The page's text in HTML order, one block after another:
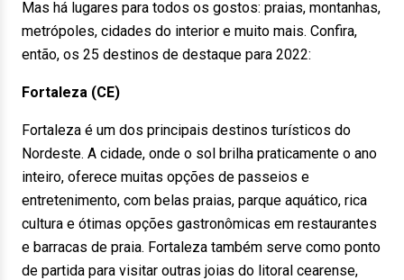
Mas há lugares para todos os gostos: praias, montanhas,
metrópoles, cidades do interior e muito mais. Confira,
então, os 25 destinos de destaque para 2022:
Fortaleza (CE)
Fortaleza é um dos principais destinos turísticos do
Nordeste. A cidade, onde o sol brilha praticamente o ano
inteiro, oferece muitas opções de passeios e
entretenimento, com belas praias, parque aquático, rica
cultura e ótimas opções gastronômicas em restaurantes
e barracas de praia. Fortaleza também serve como ponto
de partida para visitar outras joias do litoral cearense,